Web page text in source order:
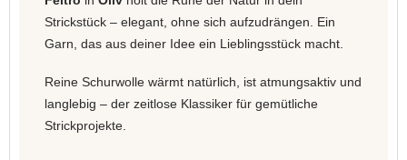
Strickstück – elegant, ohne sich aufzudrängen. Ein
Garn, das aus deiner Idee ein Lieblingsstück macht.
Reine Schurwolle wärmt natürlich, ist atmungsaktiv und
langlebig – der zeitlose Klassiker für gemütliche
Strickprojekte.